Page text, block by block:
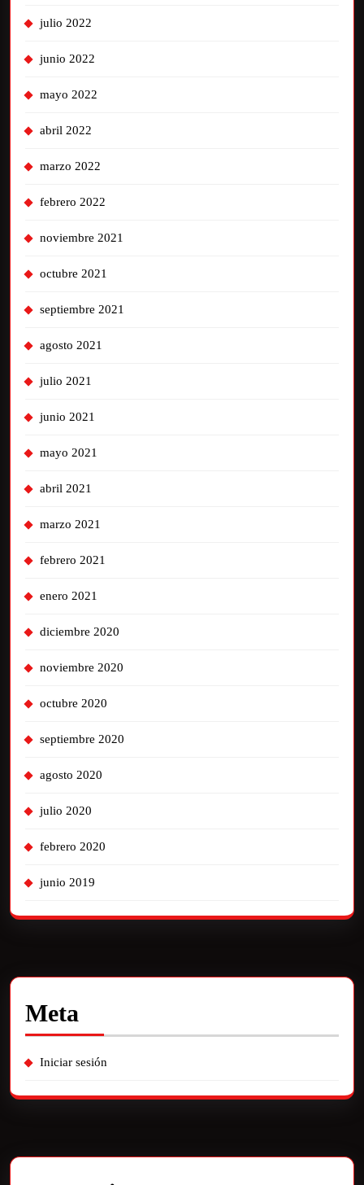
julio 2022
junio 2022
mayo 2022
abril 2022
marzo 2022
febrero 2022
noviembre 2021
octubre 2021
septiembre 2021
agosto 2021
julio 2021
junio 2021
mayo 2021
abril 2021
marzo 2021
febrero 2021
enero 2021
diciembre 2020
noviembre 2020
octubre 2020
septiembre 2020
agosto 2020
julio 2020
febrero 2020
junio 2019
Meta
Iniciar sesión